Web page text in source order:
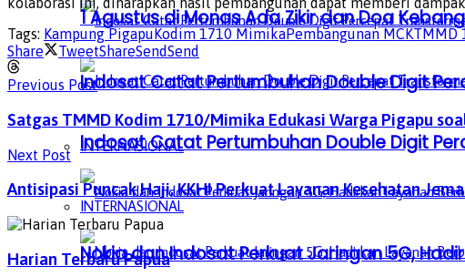
Indosat Catat Pertumbuhan Double Digit
INTERNASIONAL
Nokia dan Indosat Perkuat Jaringan 5G,
1 Agustus di Monas Ada Zikir dan Doa
Indosat Catat Pertumbuhan Double Digit
INTERNASIONAL
Tags: Kampung PigapuKodim 1710 MimikaPembangunan MCKTMMD
Share
TweetShareSendSend
Previous Post
Satgas TMMD Kodim 1710/Mimika Edukasi Warga Pigapu
Next Post
Antisipasi Puncak Haji, KKHI Perkuat Layanan Kesehatan
Harian Terbaru Papua